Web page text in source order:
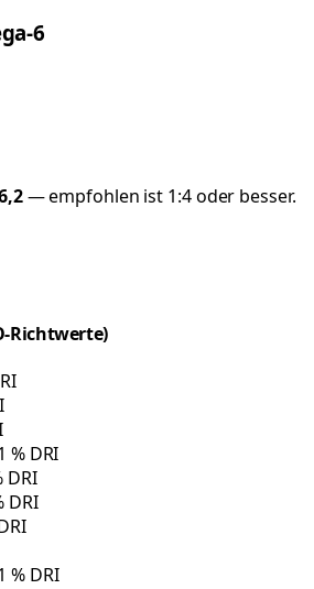
6
— empfohlen ist 1:4 oder besser.
Richtwerte)
% DRI
DRI
DRI
% DRI